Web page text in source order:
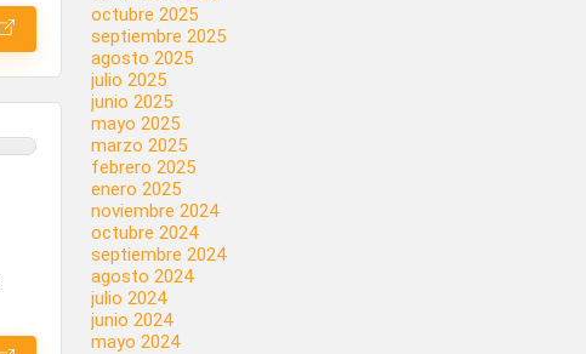
octubre 2025
septiembre 2025
agosto 2025
julio 2025
junio 2025
mayo 2025
marzo 2025
febrero 2025
enero 2025
noviembre 2024
octubre 2024
septiembre 2024
agosto 2024
julio 2024
junio 2024
mayo 2024